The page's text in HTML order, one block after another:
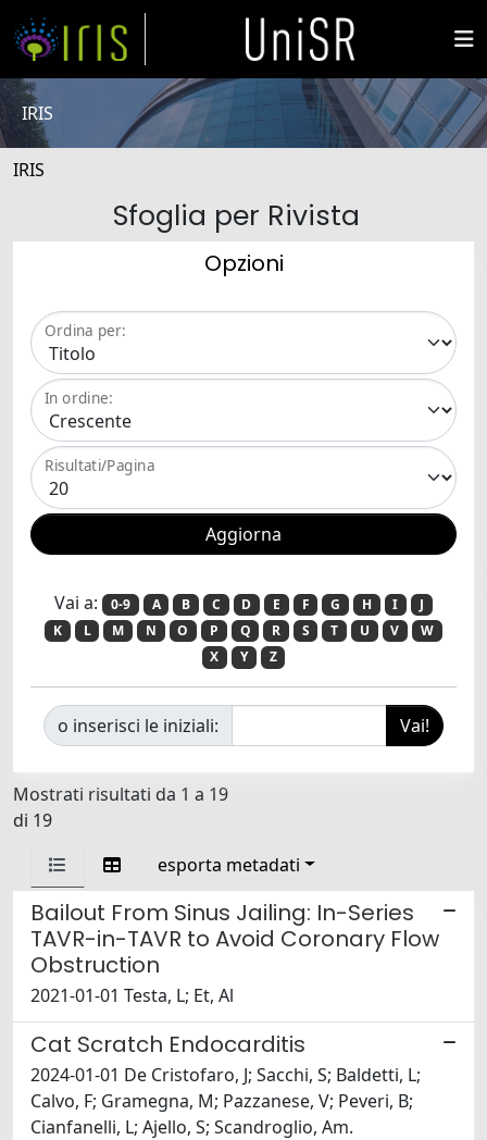
IRIS
IRIS
Sfoglia per Rivista
Opzioni
Ordina per:
In ordine:
Risultati/Pagina
Vai a: 0-9 A B C D E F G H I
J
K
L M N O P Q R S T U V
W
X
Y Z
o inserisci le iniziali:
Mostrati risultati da 1 a 19
di 19
esporta metadati
Bailout From Sinus Jailing: In-Series
TAVR-in-TAVR to Avoid Coronary Flow
Obstruction
2021-01-01 Testa, L; Et, Al
Cat Scratch Endocarditis
2024-01-01 De Cristofaro, J; Sacchi, S; Baldetti, L;
Calvo, F; Gramegna, M; Pazzanese, V; Peveri, B;
Cianfanelli, L; Ajello, S; Scandroglio, Am.